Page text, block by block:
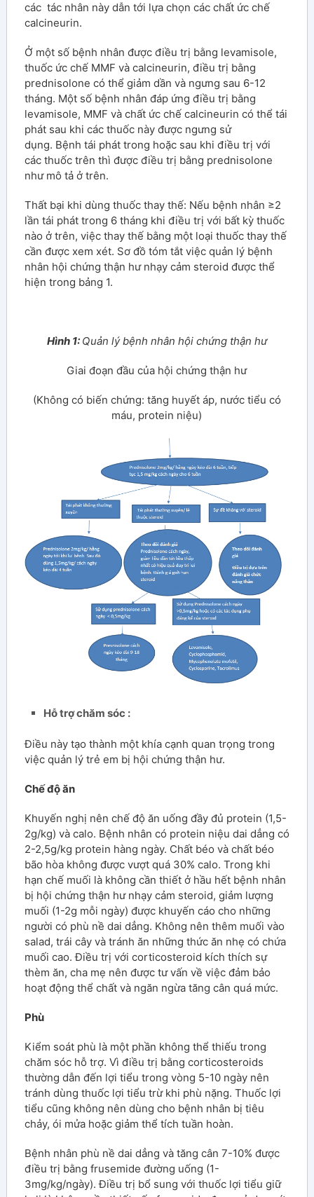
các tác nhân này dẫn tới lựa chọn các chất ức chế
calcineurin.
Ở một số bệnh nhân được điều trị bằng levamisole,
thuốc ức chế MMF và calcineurin, điều trị bằng
prednisolone có thể giảm dần và ngưng sau 6-12
tháng. Một số bệnh nhân đáp ứng điều trị bằng
levamisole, MMF và chất ức chế calcineurin có thể tái
phát sau khi các thuốc này được ngưng sử
dụng. Bệnh tái phát trong hoặc sau khi điều trị với
các thuốc trên thì được điều trị bằng prednisolone
như mô tả ở trên.
Thất bại khi dùng thuốc thay thế: Nếu bệnh nhân ≥2
lần tái phát trong 6 tháng khi điều trị với bất kỳ thuốc
nào ở trên, việc thay thế bằng một loại thuốc thay thế
cần được xem xét. Sơ đồ tóm tắt việc quản lý bệnh
nhân hội chứng thận hư nhạy cảm steroid được thể
hiện trong bảng 1.
Hình 1: Quản lý bệnh nhân hội chứng thận hư
Giai đoạn đầu của hội chứng thận hư
(Không có biến chứng: tăng huyết áp, nước tiểu có
máu, protein niệu)
Hỗ trợ chăm sóc :
Điều này tạo thành một khía cạnh quan trọng trong
việc quản lý trẻ em bị hội chứng thận hư.
Chế độ ăn
Khuyến nghị nên chế độ ăn uống đầy đủ protein (1,5-
2g/kg) và calo. Bệnh nhân có protein niệu dai dẳng có
2-2,5g/kg protein hàng ngày. Chất béo và chất béo
bão hòa không được vượt quá 30% calo. Trong khi
hạn chế muối là không cần thiết ở hầu hết bệnh nhân
bị hội chứng thận hư nhạy cảm steroid, giảm lượng
muối (1-2g mỗi ngày) được khuyến cáo cho những
người có phù nề dai dẳng. Không nên thêm muối vào
salad, trái cây và tránh ăn những thức ăn nhẹ có chứa
muối cao. Điều trị với corticosteroid kích thích sự
thèm ăn, cha mẹ nên được tư vấn về việc đảm bảo
hoạt động thể chất và ngăn ngừa tăng cân quá mức.
Phù
Kiểm soát phù là một phần không thể thiếu trong
chăm sóc hỗ trợ. Vì điều trị bằng corticosteroids
thường dẫn đến lợi tiểu trong vòng 5-10 ngày nên
tránh dùng thuốc lợi tiểu trừ khi phù nặng. Thuốc lợi
tiểu cũng không nên dùng cho bệnh nhân bị tiêu
chảy, ói mửa hoặc giảm thể tích tuần hoàn.
Bệnh nhân phù nề dai dẳng và tăng cân 7-10% được
điều trị bằng frusemide đường uống (1-
3mg/kg/ngày). Điều trị bổ sung với thuốc lợi tiểu giữ